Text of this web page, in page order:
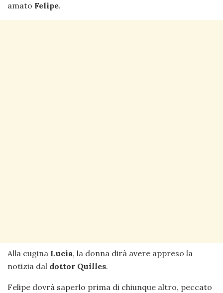
amato Felipe.
Alla cugina Lucia, la donna dirà avere appreso la
notizia dal dottor Quilles.
Felipe dovrà saperlo prima di chiunque altro, peccato